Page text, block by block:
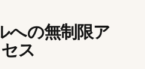
への無制限ア
ス